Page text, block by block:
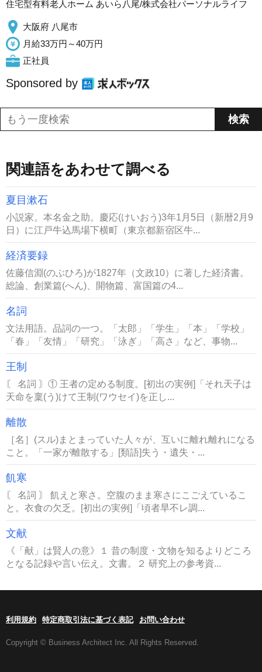
住宅型有料老人ホーム あいら八尾/株式会社パーソナルライフ
大阪府 八尾市
月給33万円～40万円
正社員
Sponsored by
関連語をあわせて調べる
夏目漱石
小説家。本名金之助。慶応(けいおう)3年1月5日（新暦2月9
日）に江戸牛込馬場下横町（東京都新宿区牛...
経済要録
佐藤信淵(のぶひろ)が1827年（文政10）に著した経済書。
総論、創業篇(へん)、開物篇、富国篇の4...
名詞
文法用語。品詞の一つ。「太郎」「学生」「本」「学校」
「春」「友情」「研究」「泳ぎ」「高さ」など、事物...
王制
〘 名詞 〙① 王者の定める制度。[初出の実例]「それ天子は
天命を稟(う)けて王制(ワウセイ)を正し...
離散
［名］(スル)まとまっていた人々が、互いに離れ離れになる
こと。「一家が離散する」[類語]失う・遺失・...
飢寒
〘 名詞 〙 飢えと寒さ。空腹のまま寒さにこごえているこ
と。衣食の欠乏。[初出の実例]「頃者旱不レ調...
文献
《「献」は賢人の意》１ 昔の制度・文物を知るよりどころ
となる記録や言い伝え。文書。２ 研究上の参考資...
利用規約 特定商取引法に基づく表記 お問い合わせ
Copyright © Business Architect Inc. All Rights Reserved.